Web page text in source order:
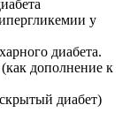
у
диабета.
дополнение к
диабет)